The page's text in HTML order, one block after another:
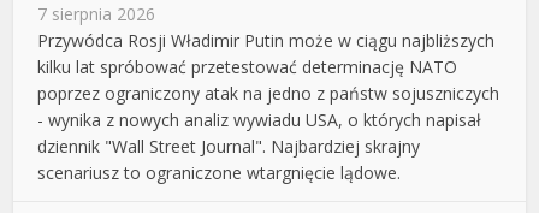
7 sierpnia 2026
Przywódca Rosji Władimir Putin może w ciągu najbliższych
kilku lat spróbować przetestować determinację NATO
poprzez ograniczony atak na jedno z państw sojuszniczych
- wynika z nowych analiz wywiadu USA, o których napisał
dziennik "Wall Street Journal". Najbardziej skrajny
scenariusz to ograniczone wtargnięcie lądowe.